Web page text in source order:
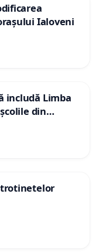
Ialoveni
includă Limba
din
trotinetelor